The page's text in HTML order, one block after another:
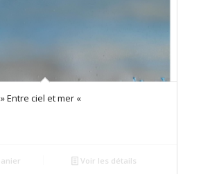
Entre ciel et mer «
Voir les détails